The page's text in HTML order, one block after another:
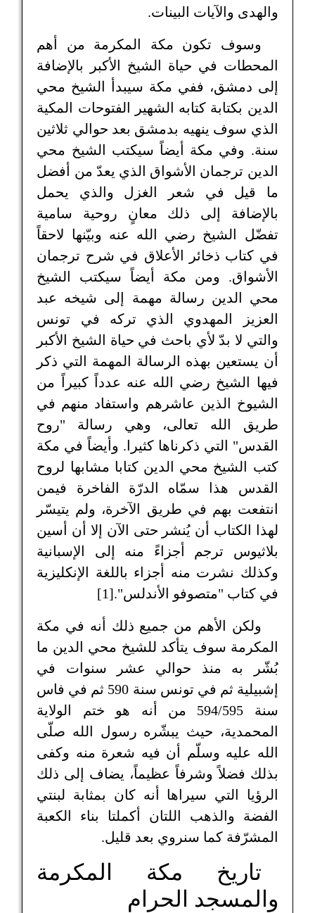
والهدى والآيات البينات.
وسوف تكون مكة المكرمة من أهم
المحطات في حياة الشيخ الأكبر بالإضافة
إلى دمشق، ففي مكة سيبدأ الشيخ محي
الدين بكتابة كتابه الشهير الفتوحات المكية
الذي سوف ينهيه بدمشق بعد حوالي ثلاثين
سنة. وفي مكة أيضاً سيكتب الشيخ محي
الدين ترجمان الأشواق الذي يعدّ من أفضل
ما قيل في شعر الغزل والذي يحمل
بالإضافة إلى ذلك معانٍ روحية سامية
تفضّل الشيخ رضي الله عنه وبيّنها لاحقاً
في كتاب ذخائر الأعلاق في شرح ترجمان
الأشواق. ومن مكة أيضاً سيكتب الشيخ
محي الدين رسالة مهمة إلى شيخه عبد
العزيز المهدوي الذي تركه في تونس
والتي لا بدّ لأي باحث في حياة الشيخ الأكبر
أن يستعين بهذه الرسالة المهمة التي ذكر
فيها الشيخ رضي الله عنه عدداً كبيراً من
الشيوخ الذين عاشرهم واستفاد منهم في
طريق الله تعالى، وهي رسالة "روح
القدس" التي ذكرناها كثيرا. وأيضاً في مكة
كتب الشيخ محي الدين كتابا مشابها لروح
القدس هذا سمّاه الدرّة الفاخرة فيمن
انتفعت بهم في طريق الآخرة، ولم يتيسّر
لهذا الكتاب أن يُنشر حتى الآن إلا أن أسين
بلاثيوس ترجم أجزاءً منه إلى الإسبانية
وكذلك نشرت منه أجزاء باللغة الإنكليزية
في كتاب "متصوفو الأندلس".[1]
ولكن الأهم من جميع ذلك أنه في مكة
المكرمة سوف يتأكد للشيخ محي الدين ما
بُشّر به منذ حوالي عشر سنوات في
إشبيلية ثم في تونس سنة 590 ثم في فاس
سنة 594/595 من أنه هو ختم الولاية
المحمدية، حيث يبشّره رسول الله صلّى
الله عليه وسلّم أن فيه شعرة منه وكفى
بذلك فضلاً وشرفاً عظيماً، يضاف إلى ذلك
الرؤيا التي سيراها أنه كان بمثابة لبنتي
الفضة والذهب اللتان أكملتا بناء الكعبة
المشرّفة كما سنروي بعد قليل.
تاريخ مكة المكرمة
والمسجد الحرام